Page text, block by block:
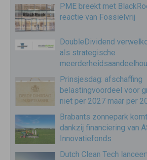
PME breekt met
reactie van Fossielvrij
DoubleDividend
als strategische
Prinsjesdag: afschaffing
belastingvoordeel voor
niet per 2027 maar per
Brabants zonnepark
dankzij financiering van
Innovatiefonds
Dutch Clean Tech